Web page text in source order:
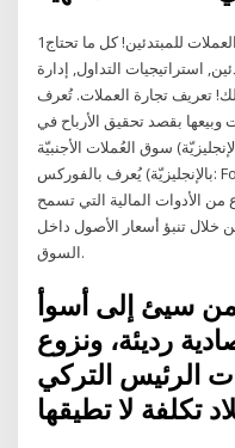
1‏‏/6‏‏/1442 بعد الهجرة أساسيات تداول العملات للمبتدئين! كل ما تحتاج
استراتيجيات التداول, إدارة
تعريف تجارة العملات. تُعرف
وبيعها بقصد تحقيق الأرباح في
سوق العُملات الأجنبيّة (بالإنجليزيّة: Foreign exchange market) أو ما
يُعرف بالفوركس (بالإنجليزيّة: Forex)، حيث يُمثّل هذا السوق قائمة تبادل
من الأدوات المالية التي تسمح
تنبؤ أسعار الأصول داخل
السوق.
سيئ إلى أسوأ
رديئة، ونزوع
الرئيس التركي